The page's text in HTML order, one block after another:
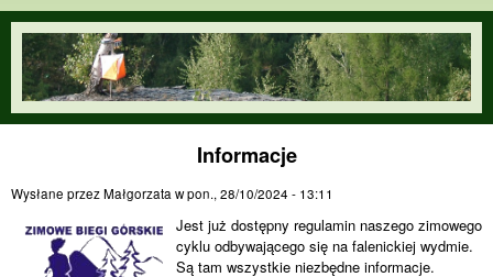
Przejdź do treści
orienteering.waw.pl
Informacje
Wysłane przezMałgorzata wpon., 28/10/2024 - 13:11
Jest już dostępny regulamin naszego zimowego
cyklu odbywającego się na falenickiej wydmie.
Są tam wszystkie niezbędne informacje.